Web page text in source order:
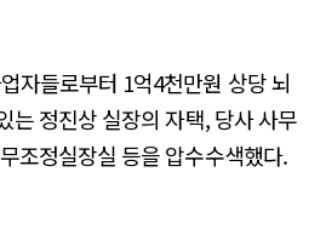
자들로부터 1억4천만원 상당 뇌
는 정진상 실장의 자택, 당사 사무
조정실장실 등을 압수수색했다.